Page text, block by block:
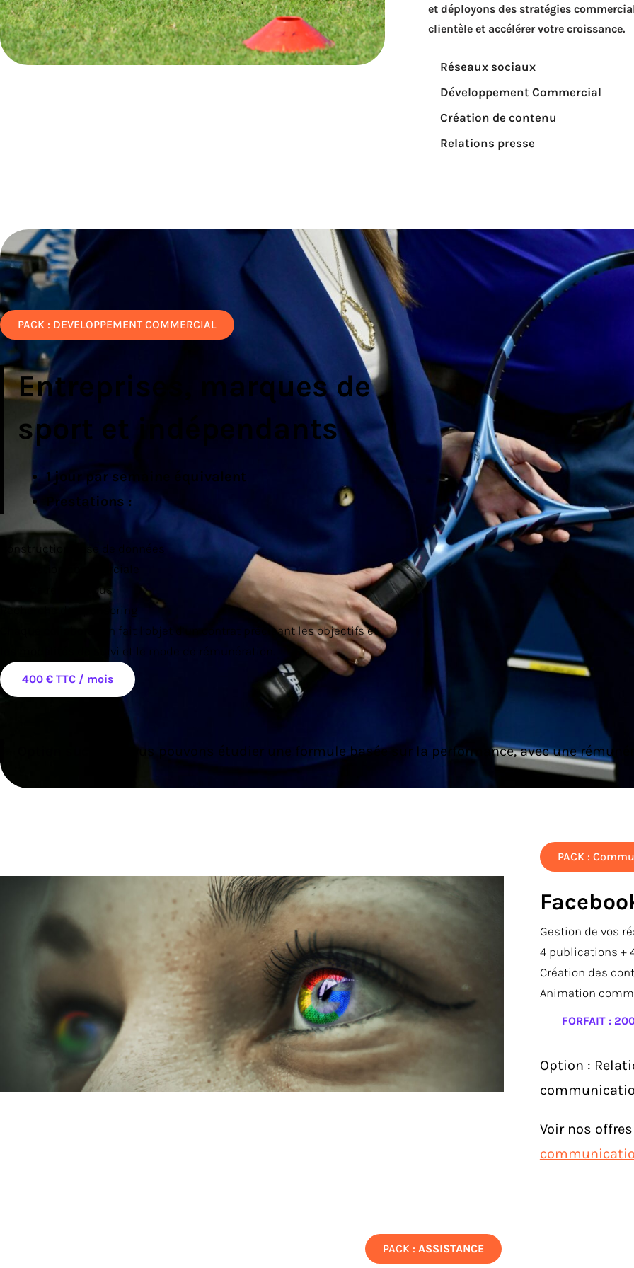
et déployons des stratégies
clientèle et accélérer votre croissance.
Réseaux sociaux
Développement Commercial
Création de contenu
Relations presse
PACK : DEVELOPPEMENT COMMERCIAL
Entreprises, marques de
sport et indépendants
1 jour par semaine équivalent
Prestations :
Construction base de données
Prospection commerciale
Prise de rendez-vous
Recherche de sponsoring
Chaque collaboration fait l’objet d’un contrat précisant les objectifs et
les modalités de suivi et le mode de rémunération.
400 € TTC / mois
Option succès : Nous pouvons étudier une formule basée sur la performance, avec une
PACK :
Gestion de vos
4 publications +
Création des
Animation
FORFAIT :
Option :
Voir nos
PACK : ASSISTANCE